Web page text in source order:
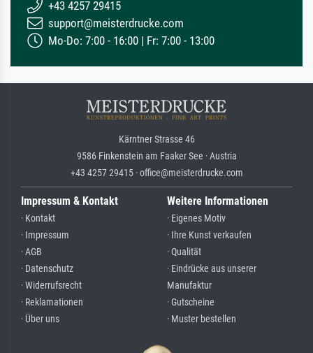
+43 4257 29415
support@meisterdrucke.com
Mo-Do: 7:00 - 16:00 | Fr: 7:00 - 13:00
Kärntner Strasse 46
9586 Finkenstein am Faaker See · Austria
+43 4257 29415 · office@meisterdrucke.com
Impressum & Kontakt
· Kontakt
· Impressum
· AGB
· Datenschutz
· Widerrufsrecht
· Reklamationen
· Über uns
Weitere Informationen
· Eigenes Motiv
· Ihre Kunst verkaufen
· Qualität
· Eindrücke aus unserer
Manufaktur
· Gutscheine
· Muster bestellen